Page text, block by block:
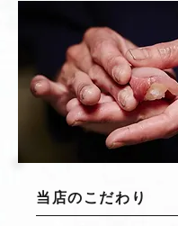
当店のこだわり